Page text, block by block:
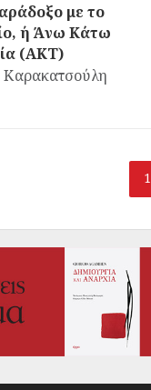
με το
ή Άνω Κάτω
(ΑΚΤ)
1